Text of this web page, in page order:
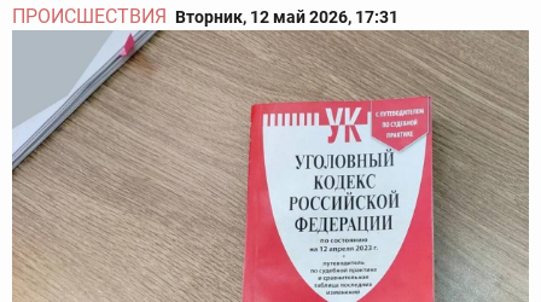
ПРОИСШЕСТВИЯ Вторник, 12 май 2026, 17:31